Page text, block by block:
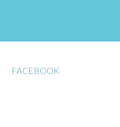
FACEBOOK